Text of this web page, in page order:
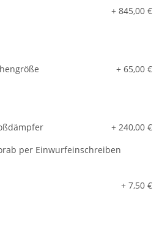
+ 845,00 €
+ 65,00 €
+ 240,00 €
per Einwurfeinschreiben
+ 7,50 €